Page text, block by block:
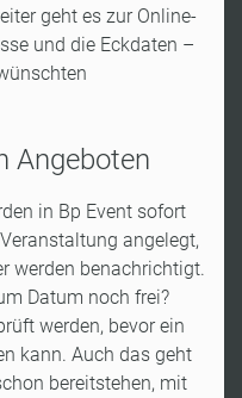
geht es zur Online-
und die Eckdaten –
Angeboten
in Bp Event sofort
angelegt,
werden benachrichtigt.
Datum noch frei?
werden, bevor ein
kann. Auch das geht
bereitstehen, mit